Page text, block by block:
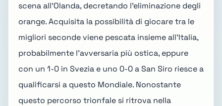
scena all'Olanda, decretando l'eliminazione degli
orange. Acquisita la possibilità di giocare tra le
migliori seconde viene pescata insieme all'Italia,
probabilmente l'avversaria più ostica, eppure
con un 1-0 in Svezia e uno 0-0 a San Siro riesce a
qualificarsi a questo Mondiale. Nonostante
questo percorso trionfale si ritrova nella